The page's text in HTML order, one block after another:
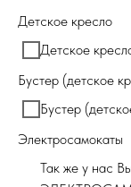
Детское кресло
Детское
Бустер (детское
Бустер
Электросамокаты
Так же у нас